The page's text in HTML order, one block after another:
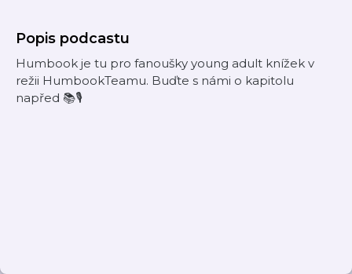
Popis podcastu
Humbook je tu pro fanoušky young adult knížek v
režii HumbookTeamu. Buďte s námi o kapitolu
napřed 📚🎙️